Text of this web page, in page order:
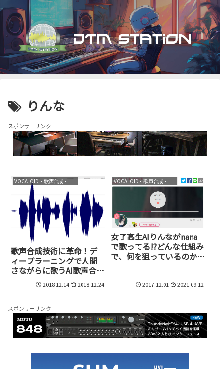
りんな
スポンサーリンク
VOCALOID・歌声合成・音声合成
歌声合成技術に革命！デ
ィープラーニングで人間
さながらに歌うAI歌声合成
システムを名工大とテク
ノスピーチが開発
2018.12.14 2018.12.24
VOCALOID・歌声合成・音声合成
女子高生AIりんながnana
で歌ってる!?どんな仕組み
で、何を狙っているのか
2017.12.01 2021.09.12
スポンサーリンク